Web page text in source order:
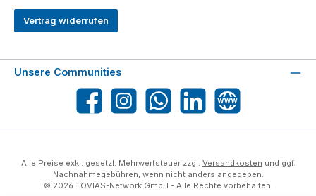
Vertrag widerrufen
Unsere Communities
FacebookInstagramWhatsAppLinkedIn Website
Alle Preise exkl. gesetzl. Mehrwertsteuer zzgl. Versandkosten und ggf.
Nachnahmegebühren, wenn nicht anders angegeben.
© 2026 TOVIAS-Network GmbH - Alle Rechte vorbehalten.